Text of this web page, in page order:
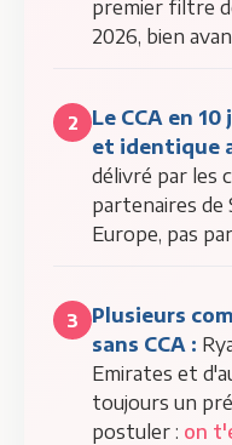
premier filtre
2026, bien
2
Le CCA en
et identique
délivré par les
partenaires de
Europe, pas
3
Plusieurs
sans CCA :
Emirates et
toujours un
postuler : on